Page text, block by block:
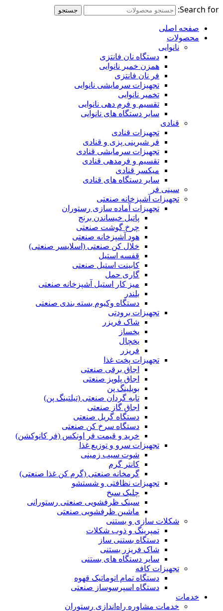
Search for: جستجو
صفحه اصلی
محصولات
نانوایی
دستگاه نان فانتزی
همزن خمیر نانوایی
فر نان فانتزی
تجهیزات سرمایشی نانوایی
تخمیر نانوایی
تقسیم و فرم دهی نانوایی
سایر دستگاه های نانوایی
قنادی
تجهیزات قنادی
فر شیرینی پزی و قنادی
تجهیزات سرمایشی قنادی
تقسیم و فرمدهی قنادی
میکسر قنادی
سایر دستگاه های قنادی
سینی فر
تجهیزات آشپزخانه صنعتی
تجهیزات آماده سازی رستوران
پاتیل خیساندن برنج
چرخ گوشت صنعتی
هود آشپزخانه صنعتی
خلال کن صنعتی (اسلایسر صنعتی)
قفسه استیل
کابینت استیل صنعتی
گاری حمل
میز کار استیل آشپزخانه صنعتی
بلندر
دستگاه وکیوم بسته بندی صنعتی
تجهیزات برودتی
شاک فریزر
یخساز
یخچال
فریزر
تجهیزات پخت غذا
اجاق برقی صنعتی
اجاق پلوپز صنعتی
بویلینگ پن
تابه گردان صنعتی (تيلتينگ پن)
اجاق گاز صنعتی
دستگاه گریل صنعتی
دستگاه سرخ کن صنعتی
خرید و قیمت فر اونکس (فر کانوکشن)
تجهیزات سرو و توزیع غذا
شوت سیب زمینی
کانتر گرم
گرمخانه صنعتی (گرم کن غذا صنعتی)
تجهیزات نظافتی و شستشو
چلیک سیخ
سینک ظرفشویی صنعتی رستورانی
ماشین ظرفشویی صنعتی
شکلات سازی و بستنی
تمپرینگ و ذوب شکلات
دستگاه بستنی ساز
شاک فریزر بستنی
سایر دستگاه های بستنی
تجهیزات کافه
دستگاه تمام اتوماتیک قهوه
دستگاە اسپرسوساز صنعتی
خدمات
خدمات مشاوره راه‌اندازی رستوران